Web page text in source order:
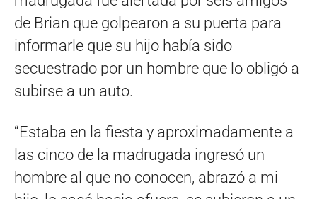
de Brian que golpearon a su puerta para
informarle que su hijo había sido
secuestrado por un hombre que lo obligó a
subirse a un auto.
“Estaba en la fiesta y aproximadamente a
las cinco de la madrugada ingresó un
hombre al que no conocen, abrazó a mi